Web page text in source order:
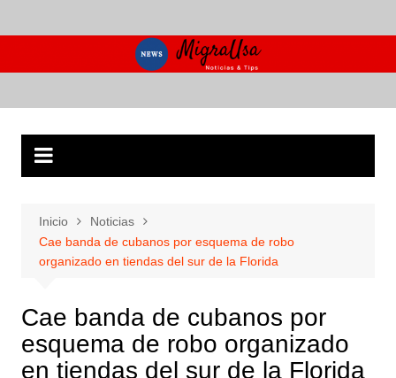
al
Inicio
Noticias
Cae banda de cubanos por esquema de robo
organizado en tiendas del sur de la Florida
Cae banda de cubanos por
esquema de robo organizado
en tiendas del sur de la Florida